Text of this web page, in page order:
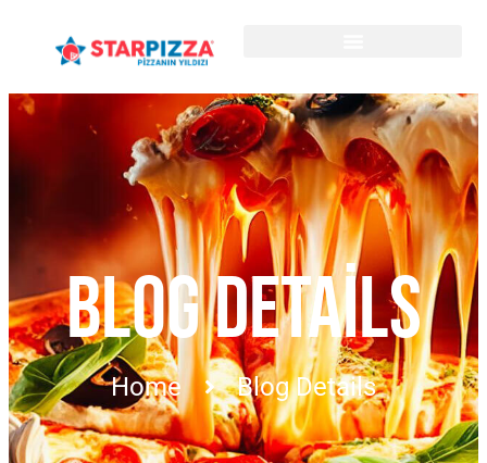
BLOG DETAILS
Home Blog Details